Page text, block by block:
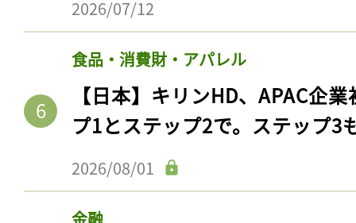
製造業
【日本】ベスタス、ナセル最
治具・設備拠点は北九州
2026/07/12
食品・消費財・アパレル
【日本】キリンHD、APAC企
記事をお気に入りに
ログインが必